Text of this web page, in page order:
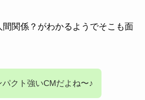
間関係？がわかるようでそこも面
パクト強いCMだよね〜♪